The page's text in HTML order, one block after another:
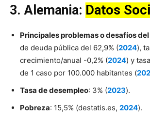
3.Alemania: Datos
Principales problemas o desafíos
de deuda pública del 62,9% (2024),
crecimiento/anual -0,2% (2024) y
de 1 caso por 100.000 habitantes (
Tasa de desempleo: 3% (2023).
Pobreza: 15,5% (destatis.es, 2024).